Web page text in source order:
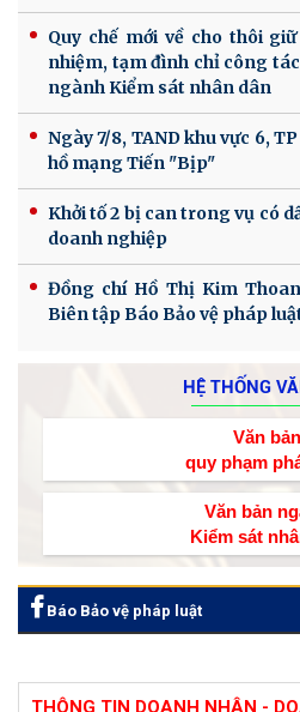
Quy chế mới về cho thôi
nhiệm, tạm đình chỉ công
ngành Kiểm sát nhân dân
Ngày 7/8, TAND khu vực 6,
hồ mạng Tiến "Bịp"
Khởi tố 2 bị can trong vụ có
doanh nghiệp
Đồng chí Hồ Thị Kim
Biên tập Báo Bảo vệ pháp
HỆ THỐNG
Văn bản
quy phạm
Văn bản
Kiểm sát
Báo Bảo vệ pháp luật
THÔNG TIN DOANH NHÂN -